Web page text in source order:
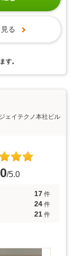
る
す。
ェイテクノ本社ビル
/5.0
17 件
24 件
21 件